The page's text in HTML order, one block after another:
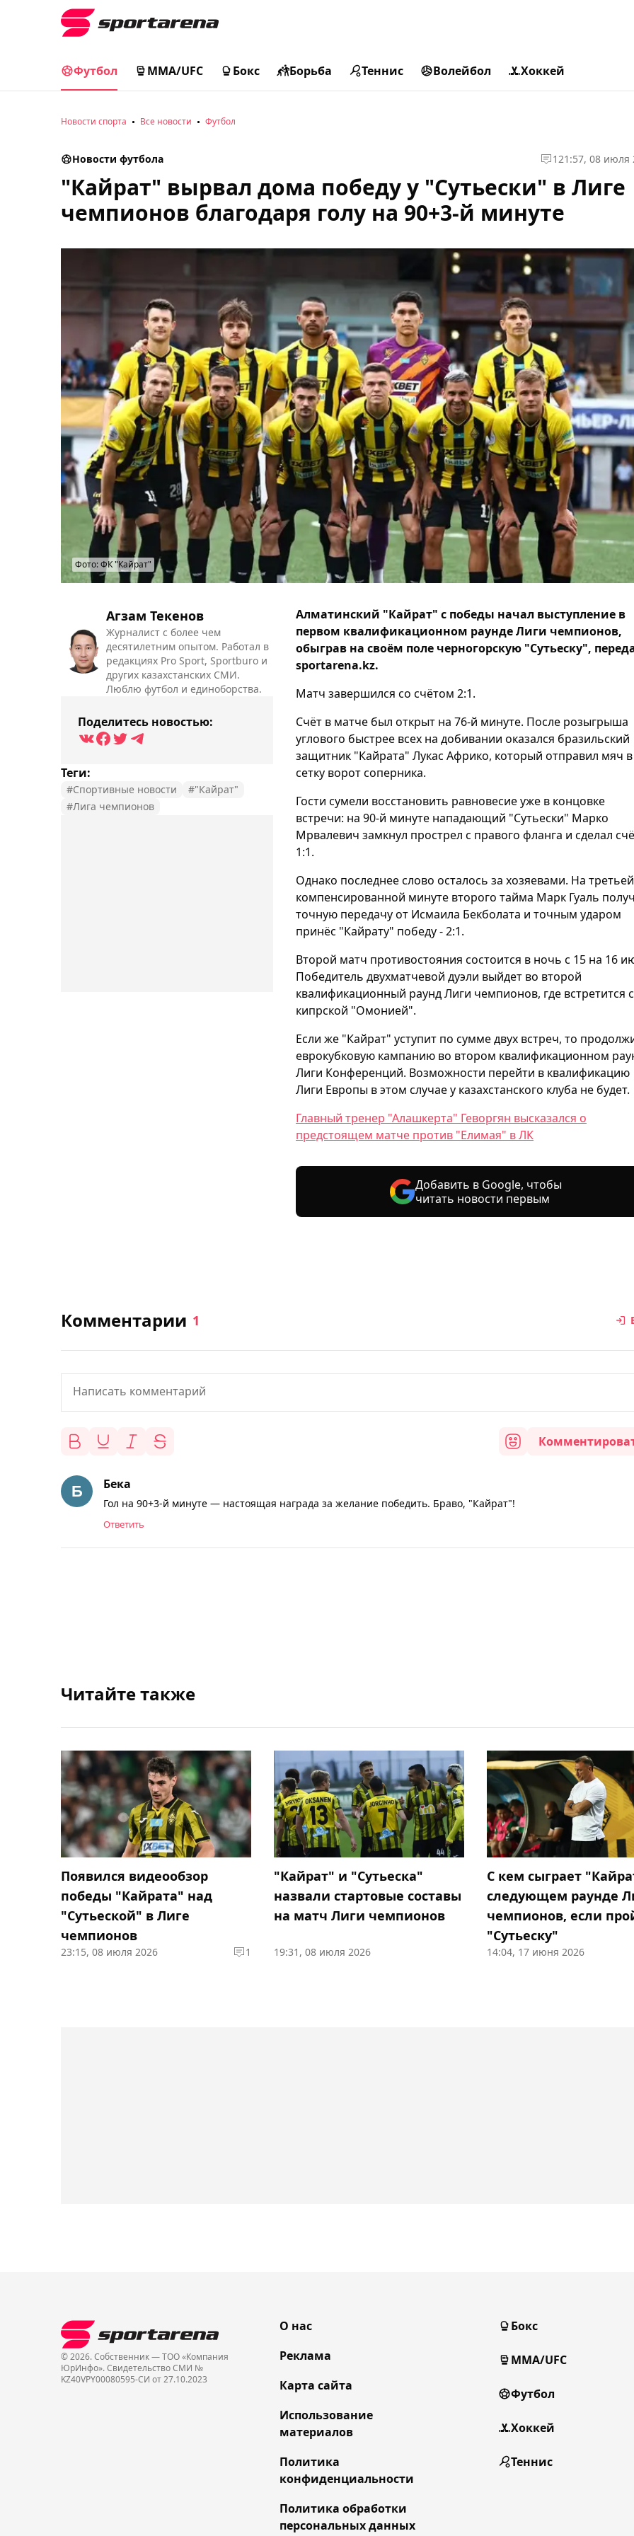
Футбол MMA/UFC Бокс Борьба Теннис Волейбол Хоккей
Новости спорта Все новости Футбол
Новости футбола 121:57, 08 июля
"Кайрат" вырвал дома победу у "Сутьески" в Лиге
чемпионов благодаря голу на 90+3-й минуте
Фото: ФК "Кайрат"
Агзам Текенов
Журналист с более чем
десятилетним опытом. Работал в
редакциях Pro Sport, Sportburo и
других казахстанских СМИ.
Люблю футбол и единоборства.
Поделитесь новостью:
Теги:
#Спортивные новости
#"Кайрат"
#Лига чемпионов
Алматинский "Кайрат" с победы начал выступление в
первом квалификационном раунде Лиги чемпионов,
обыграв на своём поле черногорскую "Сутьеску",
sportarena.kz.
Матч завершился со счётом 2:1.
Счёт в матче был открыт на 76-й минуте. После розыгрыша
углового быстрее всех на добивании оказался бразильский
защитник "Кайрата" Лукас Африко, который отправил мяч в
сетку ворот соперника.
Гости сумели восстановить равновесие уже в концовке
встречи: на 90-й минуте нападающий "Сутьески" Марко
Мрвалевич замкнул прострел с правого фланга и сделал
1:1.
Однако последнее слово осталось за хозяевами. На третьей
компенсированной минуте второго тайма Марк Гуаль
точную передачу от Исмаила Бекболата и точным ударом
принёс "Кайрату" победу - 2:1.
Второй матч противостояния состоится в ночь с 15 на 16
Победитель двухматчевой дуэли выйдет во второй
квалификационный раунд Лиги чемпионов, где встретится с
кипрской "Омонией".
Если же "Кайрат" уступит по сумме двух встреч, то
еврокубковую кампанию во втором квалификационном
Лиги Конференций. Возможности перейти в квалификацию
Лиги Европы в этом случае у казахстанского клуба не будет.
Главный тренер "Алашкерта" Геворгян высказался о
предстоящем матче против "Елимая" в ЛК
Добавить в Google, чтобы
читать новости первым
Комментарии 1
Бека
Гол на 90+3-й минуте — настоящая награда за желание победить. Браво, "Кайрат"!
Ответить
Читайте также
Появился видеообзор
победы "Кайрата" над
"Сутьеской" в Лиге
чемпионов
23:15, 08 июля 2026 1
"Кайрат" и "Сутьеска"
назвали стартовые составы
на матч Лиги чемпионов
19:31, 08 июля 2026
С кем сыграет
следующем раунде
чемпионов, если
"Сутьеску"
14:04, 17 июня 2026
© 2026. Собственник — ТОО «Компания
ЮрИнфо». Cвидетельство СМИ №
KZ40VPY00080595-СИ от 27.10.2023
О нас
Реклама
Карта сайта
Использование
материалов
Политика
конфиденциальности
Политика обработки
персональных данных
Бокс
MMA/UFC
Футбол
Хоккей
Теннис